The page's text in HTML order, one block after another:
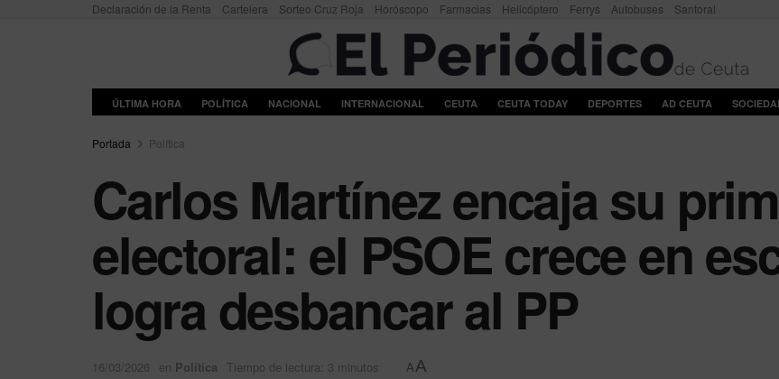
Declaración de la Renta Cartelera Sorteo Cruz Roja Horóscopo Farmacias Helicóptero Ferrys Autobuses Santoral
ÚLTIMA HORA POLÍTICA NACIONAL INTERNACIONAL CEUTA CEUTA TODAY DEPORTES AD CEUTA
Portada Política
Carlos Martínez encaja su
electoral: el PSOE crece en
logra desbancar al PP
16/03/2026 en Política Tiempo de lectura: 3 minutos AA